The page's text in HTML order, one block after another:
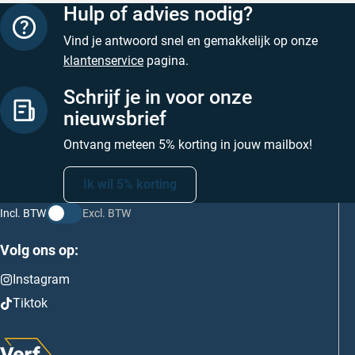
Hulp of advies nodig?
Vind je antwoord snel en gemakkelijk op onze
klantenservice pagina.
Schrijf je in voor onze
nieuwsbrief
Ontvang meteen 5% korting in jouw mailbox!
Ik wil 5% korting
Incl. BTW Excl. BTW
Volg ons op:
Instagram
Tiktok